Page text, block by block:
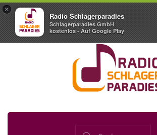
×
Radio Schlagerparadies
Schlagerparadies GmbH
kostenlos - Auf Google Play